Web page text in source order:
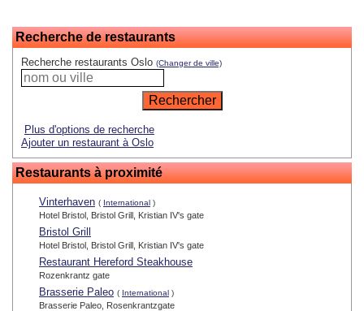
Recherche de restaurants
Recherche restaurants Oslo (Changer de ville)
Plus d'options de recherche
Ajouter un restaurant à Oslo
Restaurants à proximité
Vinterhaven ( International )
Hotel Bristol, Bristol Grill, Kristian IV's gate
Bristol Grill
Hotel Bristol, Bristol Grill, Kristian IV's gate
Restaurant Hereford Steakhouse
Rozenkrantz gate
Brasserie Paleo ( International )
Brasserie Paleo, Rosenkrantzgate